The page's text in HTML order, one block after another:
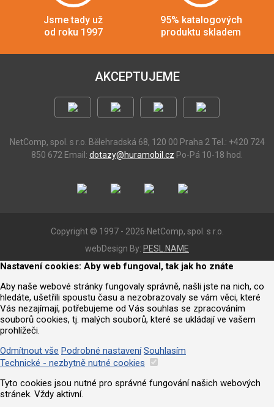
Jsme tady už
od roku 1997
95% katalogových
produktu skladem
AKCEPTUJEME
NetComp, spol. s r.o. Bělehradská 68, 120 00 Praha 2 Tel.: +420 724
850 672 Email: dotazy@huramobil.cz Po-Pá 10-18 hod.
Copyright © 1997 - 2026 NetComp, spol. s r.o.
webDesign By: PESL.NAME
Nastavení cookies: Aby web fungoval, tak jak ho znáte
Aby naše webové stránky fungovaly správně, našli jste na nich, co
hledáte, ušetřili spoustu času a nezobrazovaly se vám věci, které
Vás nezajímají, potřebujeme od Vás souhlas se zpracováním
souborů cookies, tj. malých souborů, které se ukládají ve vašem
prohlížeči.
Odmítnout vše Podrobné nastavení Souhlasím
Technické - nezbytně nutné cookies
Tyto cookies jsou nutné pro správné fungování našich webových
stránek. Vždy aktivní.